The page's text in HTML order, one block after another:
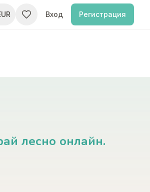
Вход Регистрация
лесно онлайн.